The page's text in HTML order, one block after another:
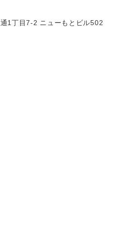
1丁目7-2 ニューもとビル502